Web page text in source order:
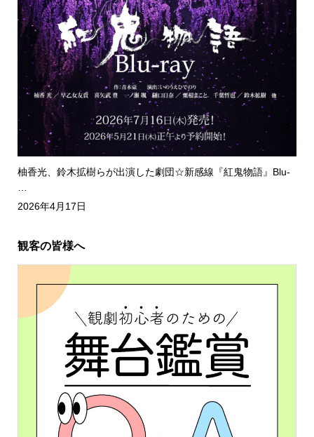
柚香光、鈴木拡樹らが出演した劇団☆新感線『紅鬼物語』Blu-
2026年4月17日
観客の皆様へ